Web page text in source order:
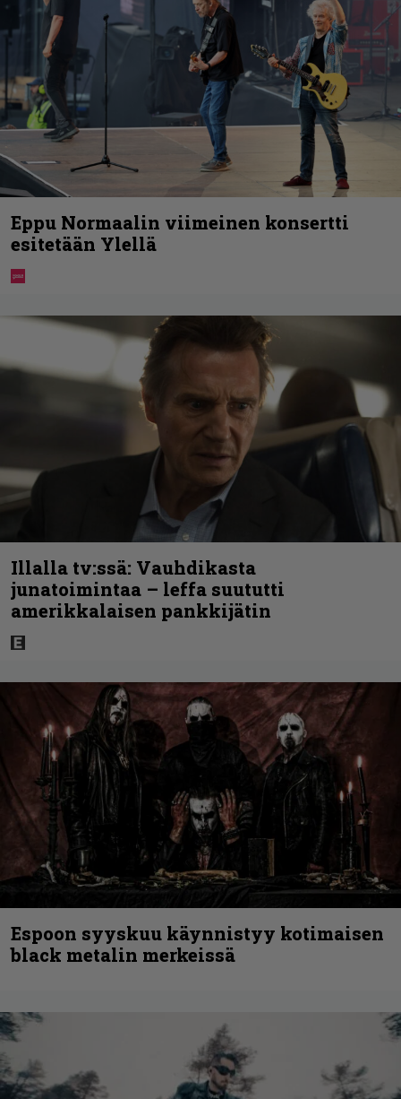
Eppu Normaalin viimeinen konsertti
esitetään Ylellä
Illalla tv:ssä: Vauhdikasta
junatoimintaa – leffa suututti
amerikkalaisen pankkijätin
Espoon syyskuu käynnistyy kotimaisen
black metalin merkeissä